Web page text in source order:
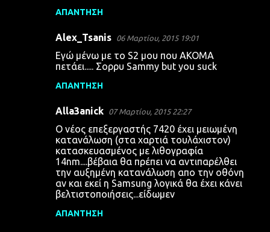
ΑΠΆΝΤΗΣΗ
Alex_Tsanis 06 Μαρτίου, 2015 19:01
Εγώ μένω με το S2 μου που ΑΚΟΜΑ
πετάει..... Σορρυ Sammy but you suck
ΑΠΆΝΤΗΣΗ
Alla3anick 07 Μαρτίου, 2015 22:27
Ο νέος επεξεργαστής 7420 έχει μειωμένη
κατανάλωση (στα χαρτιά τουλάχιστον)
κατασκευασμένος με λιθογραφία
14nm....βέβαια θα πρέπει να αντιπαρέλθει
την αυξημένη κατανάλωση απο την οθόνη
αν και εκεί η Samsung λογικά θα έχει κάνει
βελτιστοποιήσεις...είδωμεν
ΑΠΆΝΤΗΣΗ